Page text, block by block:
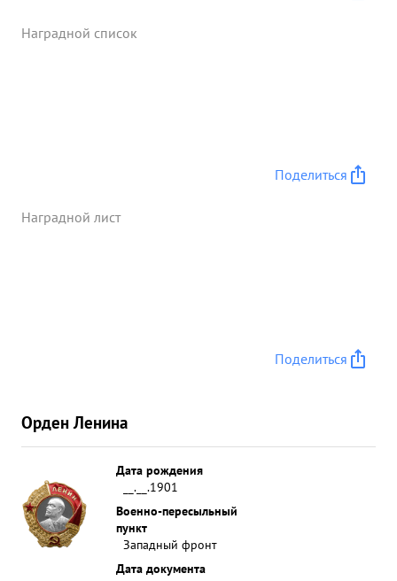
Наградной список
Поделиться
Наградной лист
Поделиться
Орден Ленина
Дата рождения
__.__.1901
Военно-пересыльный
пункт
Западный фронт
Дата документа